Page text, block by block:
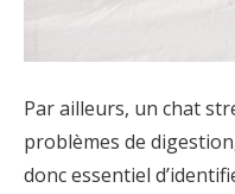
Par ailleurs, un chat
problèmes de
donc essentiel